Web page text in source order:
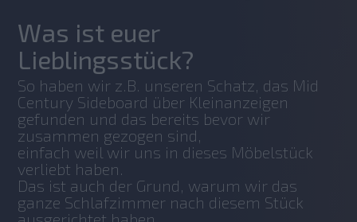
Was ist euer
Lieblingsstück?
So haben wir z.B. unseren Schatz, das Mid
Century Sideboard über Kleinanzeigen
gefunden und das bereits bevor wir
zusammen gezogen sind,
einfach weil wir uns in dieses Möbelstück
verliebt haben.
Das ist auch der Grund, warum wir das
ganze Schlafzimmer nach diesem Stück